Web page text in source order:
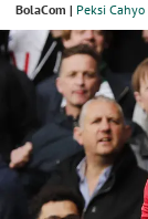
BolaCom | Peksi Cahyo